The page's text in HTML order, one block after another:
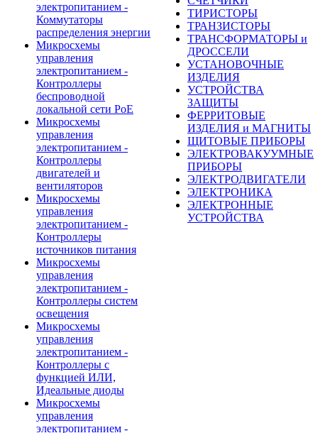
электропитанием -
Коммутаторы
распределения энергии
Микросхемы
управления
электропитанием -
Контроллеры
беспроводной
локальной сети PoE
Микросхемы
управления
электропитанием -
Контроллеры
двигателей и
вентиляторов
Микросхемы
управления
электропитанием -
Контроллеры
источников питания
Микросхемы
управления
электропитанием -
Контроллеры систем
освещения
Микросхемы
управления
электропитанием -
Контроллеры с
функцией ИЛИ,
Идеальные диоды
Микросхемы
управления
электропитанием -
ТИРИСТОРЫ
ТРАНЗИСТОРЫ
ТРАНСФОРМАТОРЫ и
ДРОССЕЛИ
УСТАНОВОЧНЫЕ
ИЗДЕЛИЯ
УСТРОЙСТВА
ЗАЩИТЫ
ФЕРРИТОВЫЕ
ИЗДЕЛИЯ и МАГНИТЫ
ЩИТОВЫЕ ПРИБОРЫ
ЭЛЕКТРОВАКУУМНЫЕ
ПРИБОРЫ
ЭЛЕКТРОДВИГАТЕЛИ
ЭЛЕКТРОНИКА
ЭЛЕКТРОННЫЕ
УСТРОЙСТВА